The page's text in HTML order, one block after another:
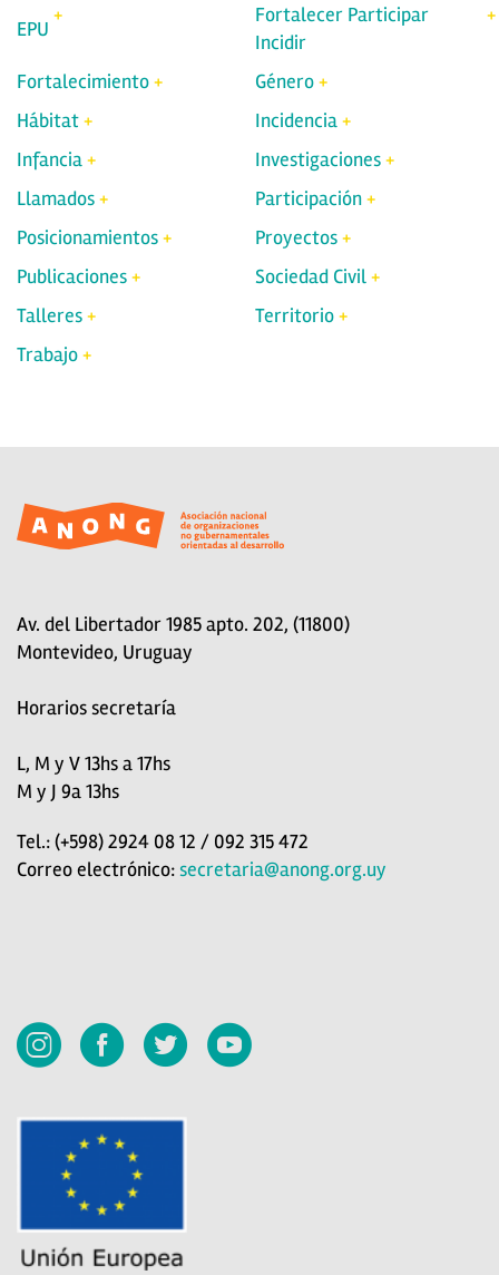
EPU
Fortalecer Participar
Incidir
Fortalecimiento
Género
Hábitat
Incidencia
Infancia
Investigaciones
Llamados
Participación
Posicionamientos
Proyectos
Publicaciones
Sociedad Civil
Talleres
Territorio
Trabajo
Av. del Libertador 1985 apto. 202, (11800)
Montevideo, Uruguay
Horarios secretaría
L, M y V 13hs a 17hs
M y J 9a 13hs
Tel.: (+598) 2924 08 12 / 092 315 472
Correo electrónico:secretaria@anong.org.uy